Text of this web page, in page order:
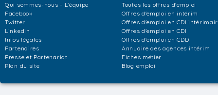
Qui sommes-nous - L'équipe
Facebook
Twitter
Linkedin
Infos légales
Partenaires
Presse et Partenariat
Plan du site
Toutes les offres d'emploi
Offres d'emploi en intérim
Offres d'emploi en CDI
Offres d'emploi en CDI
Offres d'emploi en CDD
Annuaire des agences intérim
Fiches métier
Blog emploi